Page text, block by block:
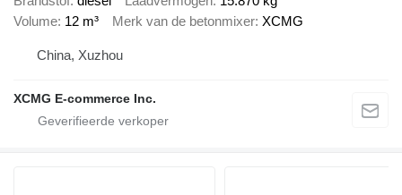
Volume 12 m³ Merk van de betonmixer XCMG
China, Xuzhou
XCMG E-commerce Inc.